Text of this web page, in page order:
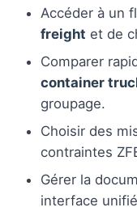
Accéder à un
freight et de
Comparer
container
groupage.
Choisir des
contraintes
Gérer la
interface